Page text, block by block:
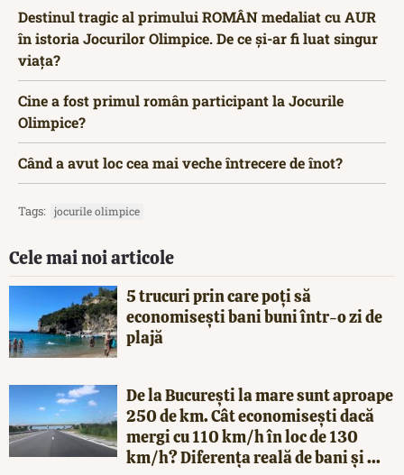
Destinul tragic al primului ROMÂN medaliat cu AUR
în istoria Jocurilor Olimpice. De ce și-ar fi luat singur
viața?
Cine a fost primul român participant la Jocurile
Olimpice?
Când a avut loc cea mai veche întrecere de înot?
Tags: jocurile olimpice
Cele mai noi articole
5 trucuri prin care poți să
economisești bani buni într-o zi de
plajă
De la București la mare sunt aproape
250 de km. Cât economisești dacă
mergi cu 110 km/h în loc de 130
km/h? Diferența reală de bani și ...